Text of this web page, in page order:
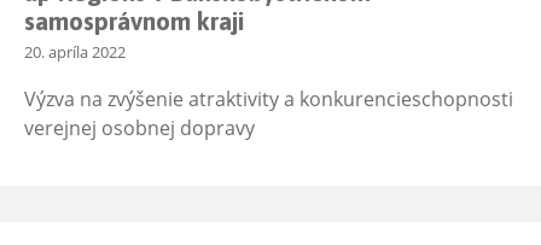
samosprávnom kraji
20. apríla 2022
Výzva na zvýšenie atraktivity a konkurencieschopnosti
verejnej osobnej dopravy